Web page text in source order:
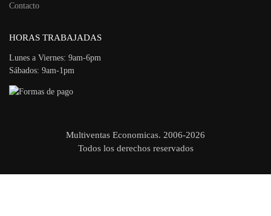
Contacto
HORAS TRABAJADAS
Lunes a Viernes: 9am-6pm
Sábados: 9am-1pm
Multiventas Economicas. 2006-2026
Todos los derechos reservados